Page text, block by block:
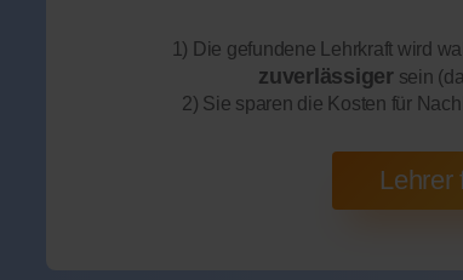
1) Die gefundene Lehrkraft wird
zuverlässigersein
2) Sie sparen die Kosten für